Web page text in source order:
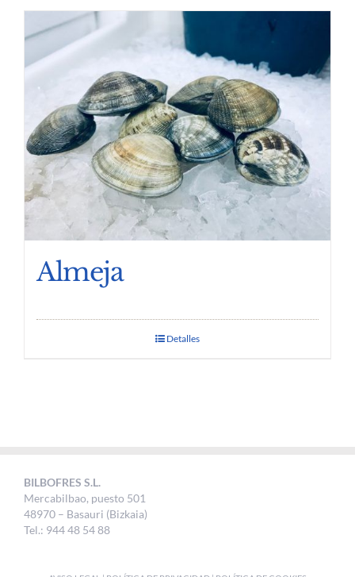
Almeja
Detalles
BILBOFRES S.L.
Mercabilbao, puesto 501
48970 – Basauri (Bizkaia)
Tel.: 944 48 54 88